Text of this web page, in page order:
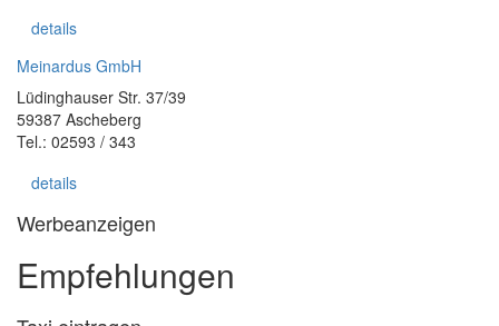
details
Meinardus GmbH
Lüdinghauser Str. 37/39
59387 Ascheberg
Tel.: 02593 / 343
details
Werbeanzeigen
Empfehlungen